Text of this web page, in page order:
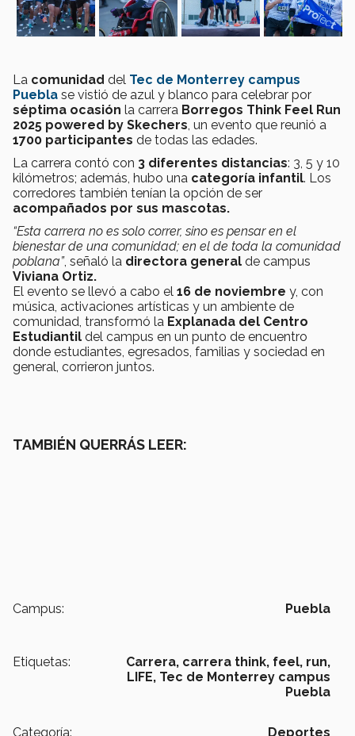
La comunidad del Tec de Monterrey campus
Puebla se vistió de azul y blanco para celebrar por
séptima ocasión la carrera Borregos Think Feel Run
2025 powered by Skechers , un evento que reunió a
1700 participantes de todas las edades.
La carrera contó con 3 diferentes distancias: 3, 5 y 10
kilómetros; además, hubo una categoría infantil. Los
corredores también tenían la opción de ser
acompañados por sus mascotas.
“Esta carrera no es solo correr, sino es pensar en el
bienestar de una comunidad; en el de toda la comunidad
poblana”, señaló la directora general de campus
Viviana Ortiz.
El evento se llevó a cabo el 16 de noviembre y, con
música, activaciones artísticas y un ambiente de
comunidad, transformó la Explanada del Centro
Estudiantil del campus en un punto de encuentro
donde estudiantes, egresados, familias y sociedad en
general, corrieron juntos.
TAMBIÉN QUERRÁS LEER:
Campus: Puebla
Etiquetas: Carrera, carrera think, feel, run,
LIFE, Tec de Monterrey campus
Puebla
Categoría: Deportes